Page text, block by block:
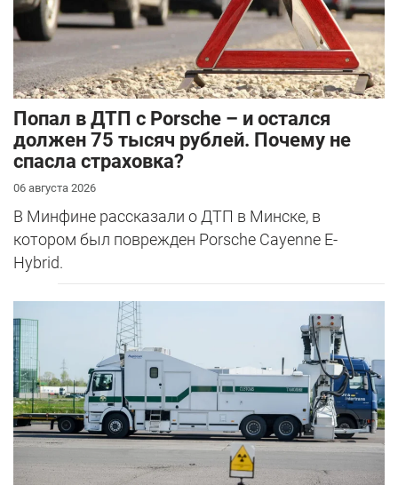
​Попал в ДТП с Porsche – и остался
должен 75 тысяч рублей. Почему не
спасла страховка?
06 августа 2026
В Минфине рассказали о ДТП в Минске, в
котором был поврежден Porsche Cayenne E-
Hybrid.